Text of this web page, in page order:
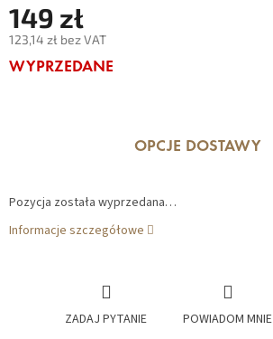
149 zł
123,14 zł bez VAT
Cena
WYPRZEDANE
OPCJE DOSTAWY
Pozycja została wyprzedana…
Informacje szczegółowe
ZADAJ PYTANIE POWIADOM MNIE